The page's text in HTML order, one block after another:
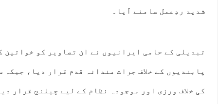
شدید ردِعمل سامنے آیا۔
تبدیلی کے حامی ایرانیوں نے ان تصاویر کو خواتین
پابندیوں کے خلاف جرات مندانہ قدم قرار دیا،
کی خلاف ورزی اور موجودہ نظام کے لیے چیلنج قرار